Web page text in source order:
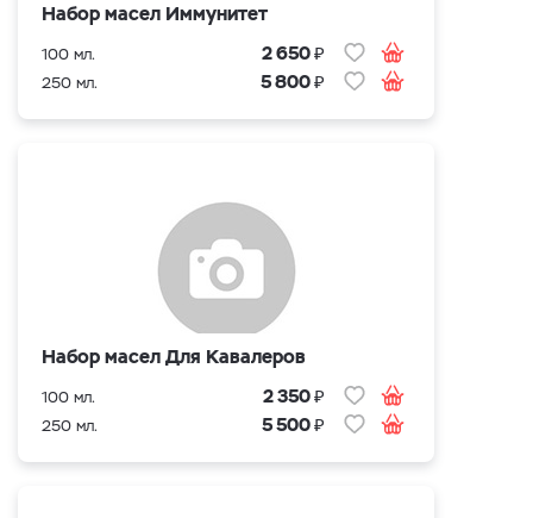
Набор масел Иммунитет
100 мл. 2 650₽
250 мл. 5 800₽
Набор масел Для Кавалеров
100 мл. 2 350₽
250 мл. 5 500₽